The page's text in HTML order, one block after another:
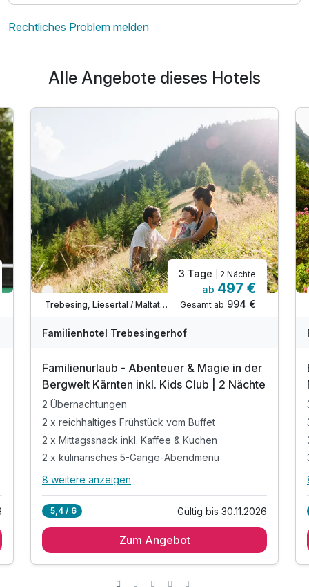
Rechtliches Problem melden
Alle Angebote dieses Hotels
Verfügbar bis November
Trebesing, Liesertal / Maltatal / Innerkrems
3 Tage | 2 Nächte
ab 497 €
Gesamt ab 994 €
Familienhotel Trebesingerhof
Familienurlaub - Abenteuer & Magie in der
Bergwelt Kärnten inkl. Kids Club | 2 Nächte
2 Übernachtungen
2 x reichhaltiges Frühstück vom Buffet
2 x Mittagssnack inkl. Kaffee & Kuchen
2 x kulinarisches 5-Gänge-Abendmenü
Alle Inklusivleistungen
2 x reichhaltiges Frühstück vom Buffet
8 weitere anzeigen
5,4 / 6 Gültig bis 30.11.2026
Zum Angebot